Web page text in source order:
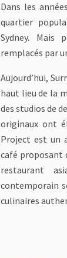
Dans les
quartier
Sydney.
remplacés par
Aujourd’hui,
haut lieu de la
des studios de
originaux ont
Project est un
café proposant
restaurant
contemporain
culinaires